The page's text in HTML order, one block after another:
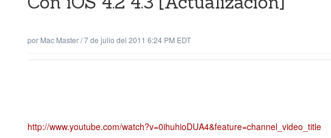
por Mac Master/7 de julio del 2011 6:24 PM EDT
http://www.youtube.com/watch?v=0ihuhioDUA4&feature=channel_video_title